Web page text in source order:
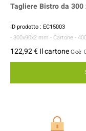
Tagliere Bistro da 300
ID prodotto : EC15003
- 300x90x2 mm - Cartone -
122,92 € Il cartoneCioè